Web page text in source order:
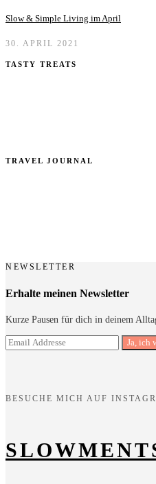
Slow & Simple Living im April
30. APRIL 2021
TASTY TREATS
TRAVEL JOURNAL
NEWSLETTER
Erhalte meinen Newsletter
Kurze Pausen für dich in deinem
BESUCHE MICH AUF